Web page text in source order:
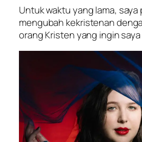
Untuk waktu yang lama, saya
mengubah kekristenan
orang Kristen yang ingin